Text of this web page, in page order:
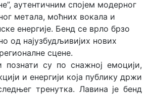
аутентичним спојем модерног
металa, моћних вокала и
енергије. Бенд се врло брзо
од најузбудљивијих нових
сцене.
су по снажној емоцији,
и енергији која публику држи
тренутка. Лавина је бенд